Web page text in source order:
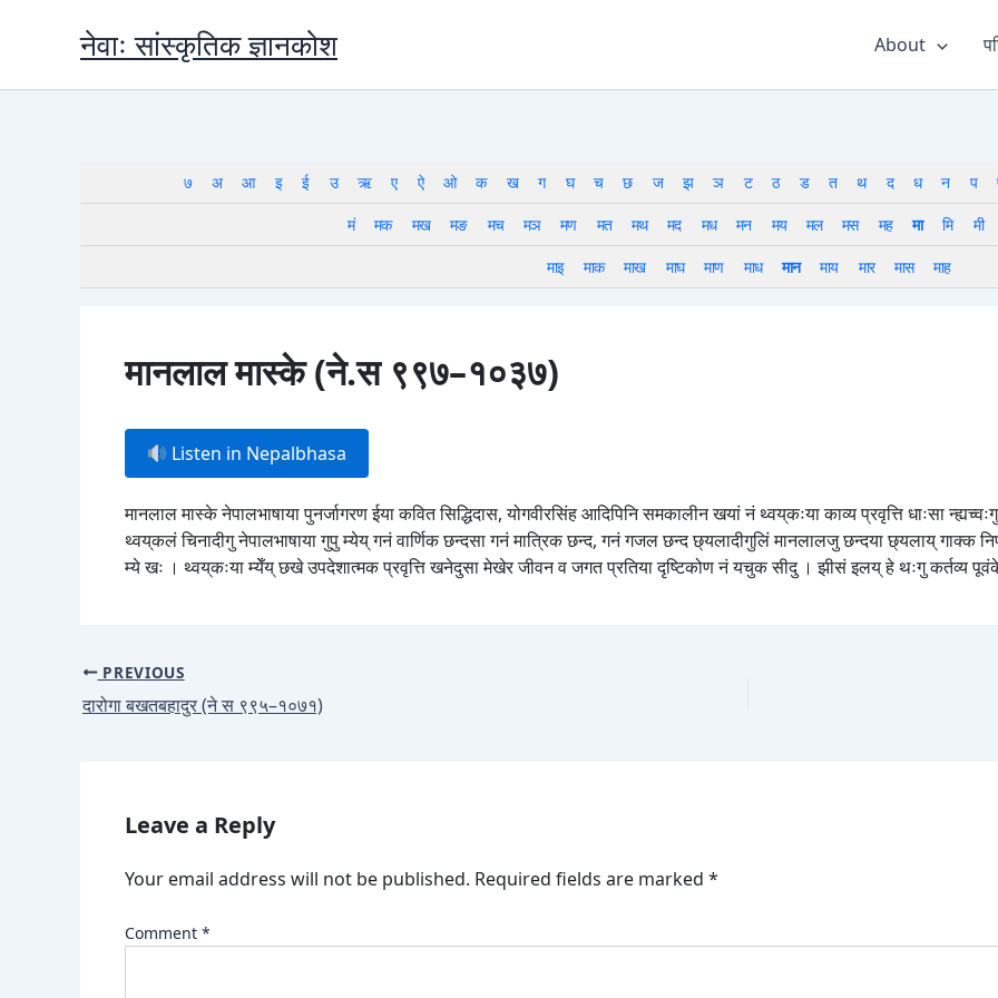
नेवाः सांस्कृतिक ज्ञानकोश About
७ अ आ इ ई उ ऋ ए ऐ ओ क ख ग घ च छ ज झ ञ ट ठ ड त थ द ध न प
मं
मक मख मङ मच मञ मण मत मथ मद मध मन मय मल मस मह मा मि मी
माइ
माक माख माघ माण माध मान माय मार मास माह
मानलाल मास्के (ने.स ९९७–१०३७)
Listen in Nepalbhasa
मानलाल मास्के नेपालभाषाया पुनर्जागरण ईया कवित सिद्धिदास, योगवीरसिंह आदिपिनि समकालीन खयां नं थ्वय्‌कःया काव्य प्रवृत्ति धाःसा
थ्वय्‌कलं चिनादीगु नेपालभाषाया गुपु म्येय् गनं वार्णिक छन्दसा गनं मात्रिक छन्द, गनं गजल छन्द छ्यलादीगुलिं मानलालजु छन्दया छ्यलाय् गाक्क
म्ये खः । थ्वय्‌कःया म्येँय् छखे उपदेशात्मक प्रवृत्ति खनेदुसा मेखेर जीवन व जगत प्रतिया दृष्टिकोण नं यचुक सीदु । झीसं इलय् हे थःगु कर्तव्य
PREVIOUS
दारोगा बखतबहादुर (ने स ९९५–१०७१)
Leave a Reply
Your email address will not be published. Required fields are marked *
Comment *